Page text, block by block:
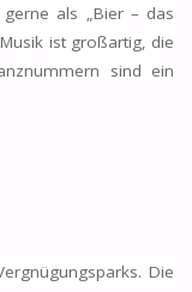
als „Bier – das
ist großartig, die
sind ein
Die